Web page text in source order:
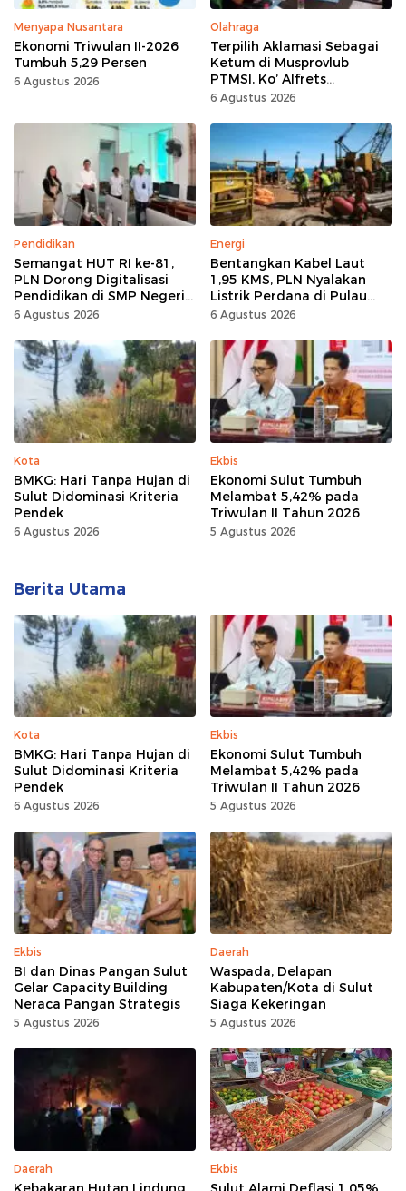
Menyapa Nusantara
Ekonomi Triwulan II-2026
Tumbuh 5,29 Persen
6 Agustus 2026
Olahraga
Terpilih Aklamasi Sebagai
Ketum di Musprovlub
PTMSI, Ko’ Alfrets
Rumawas Siap Gairahkan
6 Agustus 2026
Pendidikan
Semangat HUT RI ke-81,
PLN Dorong Digitalisasi
Pendidikan di SMP Negeri
1 Palu Lewat Program TJSL
6 Agustus 2026
Energi
Bentangkan Kabel Laut
1,95 KMS, PLN Nyalakan
Listrik Perdana di Pulau
Dudepo, Desa Berlistrik di
6 Agustus 2026
Kota
BMKG: Hari Tanpa Hujan di
Sulut Didominasi Kriteria
Pendek
6 Agustus 2026
Ekbis
Ekonomi Sulut Tumbuh
Melambat 5,42% pada
Triwulan II Tahun 2026
5 Agustus 2026
Berita Utama
Kota
BMKG: Hari Tanpa Hujan di
Sulut Didominasi Kriteria
Pendek
6 Agustus 2026
Ekbis
Ekonomi Sulut Tumbuh
Melambat 5,42% pada
Triwulan II Tahun 2026
5 Agustus 2026
Ekbis
BI dan Dinas Pangan Sulut
Gelar Capacity Building
Neraca Pangan Strategis
5 Agustus 2026
Daerah
Waspada, Delapan
Kabupaten/Kota di Sulut
Siaga Kekeringan
5 Agustus 2026
Daerah Ekbis